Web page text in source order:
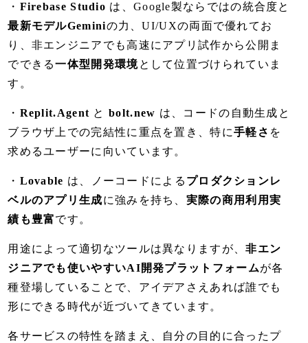
・ Firebase Studio は、Google製ならではの統合度と
最新モデルGeminiの力、UI/UXの両面で優れてお
り、非エンジニアでも高速にアプリ試作から公開ま
でできる一体型開発環境として位置づけられていま
す。
・ Replit.Agent とbolt.new は、コードの自動生成と
ブラウザ上での完結性に重点を置き、特に手軽さ を
求めるユーザーに向いています。
・ Lovable は、ノーコードによる プロダクションレ
ベルのアプリ生成に強みを持ち、 実際の商用利用実
績も豊富です。
用途によって適切なツールは異なりますが、非エン
ジニアでも使いやすいAI開発プラットフォームが各
種登場していることで、アイデアさえあれば誰でも
形にできる時代が近づいてきています。
各サービスの特性を踏まえ、自分の目的に合ったプ